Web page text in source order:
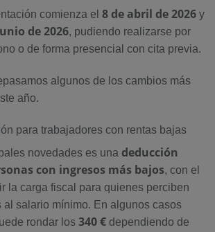
comienza el 8 de abril de 2026 y
de 2026, pudiendo realizarse por
o de forma presencial con cita previa.
algunos de los cambios más
año.
para trabajadores con rentas bajas
novedades es una deducción
con ingresos más bajos, con el
la carga fiscal para quienes perciben
al salario mínimo. En algunos casos
rondar los 340 € dependiendo de